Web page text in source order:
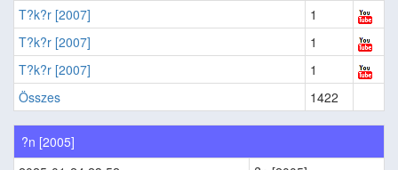
T?k?r [2007]
1
T?k?r [2007]
1
T?k?r [2007]
1
Összes
1422
?n [2005]